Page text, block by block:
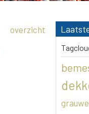
overzicht
grauwe